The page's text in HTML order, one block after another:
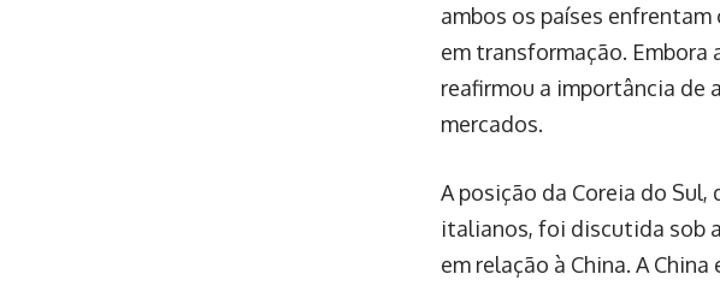
ambos os países
em transformação. Embora
reafirmou a importância de
mercados.
A posição da Coreia do
italianos, foi discutida sob
em relação à China. A